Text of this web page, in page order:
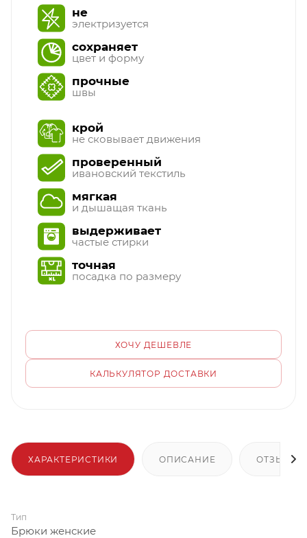
не
электризуется
сохраняет
цвет и форму
прочные
швы
крой
не сковывает движения
проверенный
ивановский текстиль
мягкая
и дышащая ткань
выдерживает
частые стирки
точная
посадка по размеру
ХОЧУ ДЕШЕВЛЕ
КАЛЬКУЛЯТОР ДОСТАВКИ
ХАРАКТЕРИСТИКИ ОПИСАНИЕ ОТЗЫВЫ
Тип
Брюки женские